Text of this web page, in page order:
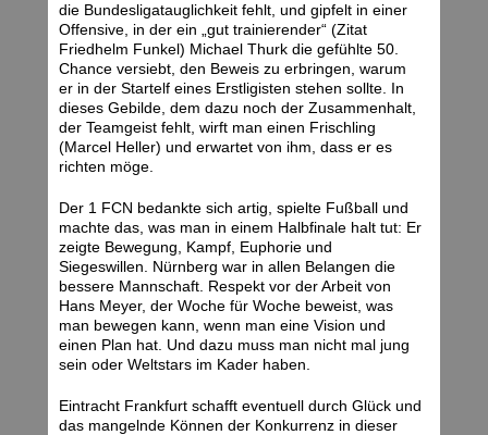
die Bundesligatauglichkeit fehlt, und gipfelt in einer
Offensive, in der ein „gut trainierender“ (Zitat
Friedhelm Funkel) Michael Thurk die gefühlte 50.
Chance versiebt, den Beweis zu erbringen, warum
er in der Startelf eines Erstligisten stehen sollte. In
dieses Gebilde, dem dazu noch der Zusammenhalt,
der Teamgeist fehlt, wirft man einen Frischling
(Marcel Heller) und erwartet von ihm, dass er es
richten möge.
Der 1 FCN bedankte sich artig, spielte Fußball und
machte das, was man in einem Halbfinale halt tut: Er
zeigte Bewegung, Kampf, Euphorie und
Siegeswillen. Nürnberg war in allen Belangen die
bessere Mannschaft. Respekt vor der Arbeit von
Hans Meyer, der Woche für Woche beweist, was
man bewegen kann, wenn man eine Vision und
einen Plan hat. Und dazu muss man nicht mal jung
sein oder Weltstars im Kader haben.
Eintracht Frankfurt schafft eventuell durch Glück und
das mangelnde Können der Konkurrenz in dieser